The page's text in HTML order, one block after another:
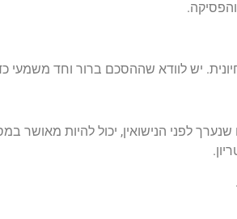
יש לוודא שההסכם ברור וחד משמעי
לפני הנישואין, יכול להיות מאושר